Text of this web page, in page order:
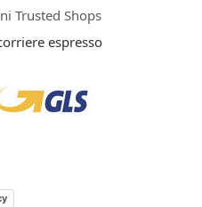
Trusted Shops
espresso